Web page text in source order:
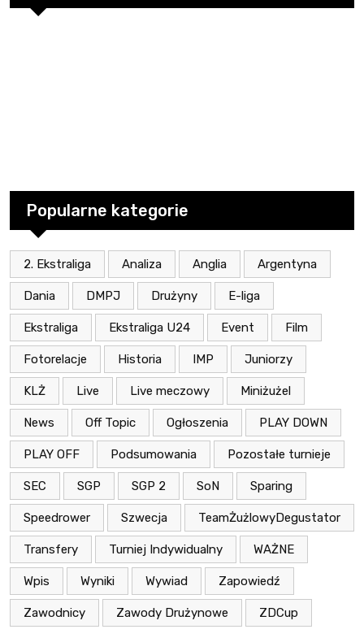
Popularne kategorie
2. Ekstraliga Analiza Anglia Argentyna
Dania DMPJ Drużyny E-liga
Ekstraliga Ekstraliga U24 Event Film
Fotorelacje Historia IMP Juniorzy
KLŻ Live Live meczowy Miniżużel
News Off Topic Ogłoszenia PLAY DOWN
PLAY OFF Podsumowania Pozostałe turnieje
SEC SGP SGP 2 SoN Sparing
Speedrower Szwecja TeamŻużlowyDegustator
Transfery Turniej Indywidualny WAŻNE
Wpis Wyniki Wywiad Zapowiedź
Zawodnicy Zawody Drużynowe ZDCup